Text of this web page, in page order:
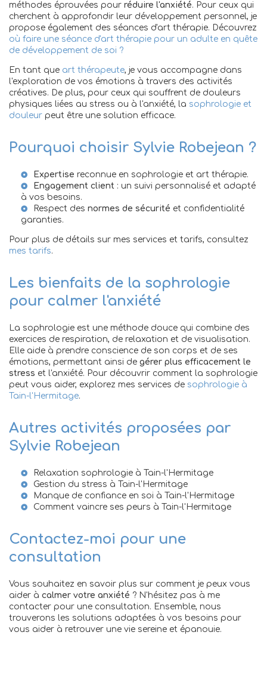
méthodes éprouvées pour réduire l'anxiété. Pour ceux qui
cherchent à approfondir leur développement personnel, je
propose également des séances d'art thérapie. Découvrez
où faire une séance d'art thérapie pour un adulte en quête
de développement de soi ?
En tant que art thérapeute, je vous accompagne dans
l'exploration de vos émotions à travers des activités
créatives. De plus, pour ceux qui souffrent de douleurs
physiques liées au stress ou à l'anxiété, la sophrologie et
douleur peut être une solution efficace.
Pourquoi choisir Sylvie Robejean ?
Expertise reconnue en sophrologie et art thérapie.
Engagement client : un suivi personnalisé et adapté
à vos besoins.
Respect des normes de sécurité et confidentialité
garanties.
Pour plus de détails sur mes services et tarifs, consultez
mes tarifs.
Les bienfaits de la sophrologie
pour calmer l'anxiété
La sophrologie est une méthode douce qui combine des
exercices de respiration, de relaxation et de visualisation.
Elle aide à prendre conscience de son corps et de ses
émotions, permettant ainsi de gérer plus efficacement le
stress et l'anxiété. Pour découvrir comment la sophrologie
peut vous aider, explorez mes services de sophrologie à
Tain-l'Hermitage.
Autres activités proposées par
Sylvie Robejean
Relaxation sophrologie à Tain-l'Hermitage
Gestion du stress à Tain-l'Hermitage
Manque de confiance en soi à Tain-l'Hermitage
Comment vaincre ses peurs à Tain-l'Hermitage
Contactez-moi pour une
consultation
Vous souhaitez en savoir plus sur comment je peux vous
aider à calmer votre anxiété ? N'hésitez pas à me
contacter pour une consultation. Ensemble, nous
trouverons les solutions adaptées à vos besoins pour
vous aider à retrouver une vie sereine et épanouie.